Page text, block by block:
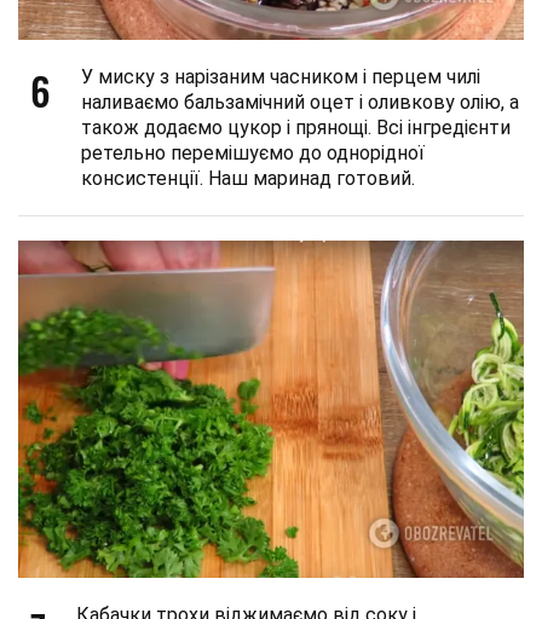
6
У миску з нарізаним часником і перцем чилі
наливаємо бальзамічний оцет і оливкову олію, а
також додаємо цукор і прянощі. Всі інгредієнти
ретельно перемішуємо до однорідної
консистенції. Наш маринад готовий.